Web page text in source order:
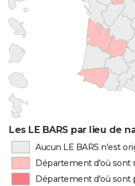
Les LE BARS par lieu de
Aucun LE BARS n'est
Département d'où sont
Département d'où sont